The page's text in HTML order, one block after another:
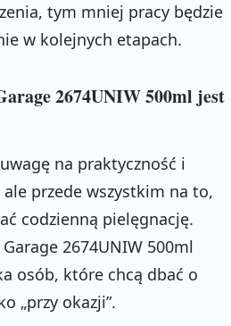
tym mniej pracy będzie
w kolejnych etapach.
2674UNIW 500ml jest
na praktyczność i
przede wszystkim na to,
codzienną pielęgnację.
2674UNIW 500ml
osób, które chcą dbać o
„przy okazji”.